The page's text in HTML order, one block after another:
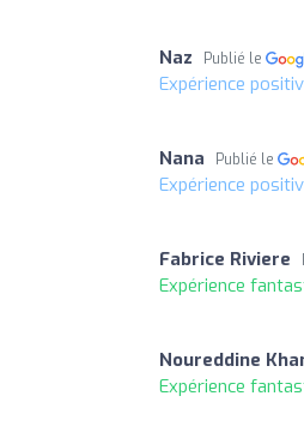
Naz Publié le
Expérience
Nana Publié le
Expérience
Fabrice Riviere
Expérience
Noureddine
Expérience